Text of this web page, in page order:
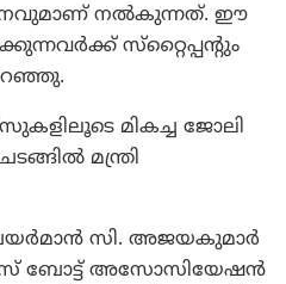
നല്‍കുന്നത്. ഈ
സ്‌റ്റൈപ്പന്റും
മികച്ച ജോലി
മന്ത്രി
സി. അജയകുമാര്‍
ബോട്ട് അസോസിയേഷന്‍